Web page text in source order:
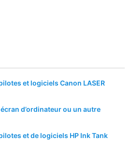
et logiciels Canon LASER
d’ordinateur ou un autre
et de logiciels HP Ink Tank